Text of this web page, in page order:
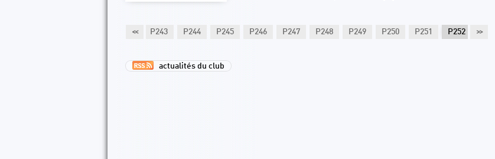
<< >>
P242 P243 P244 P245 P246 P247 P248 P249 P250 P251 P252 P253
actualités du club